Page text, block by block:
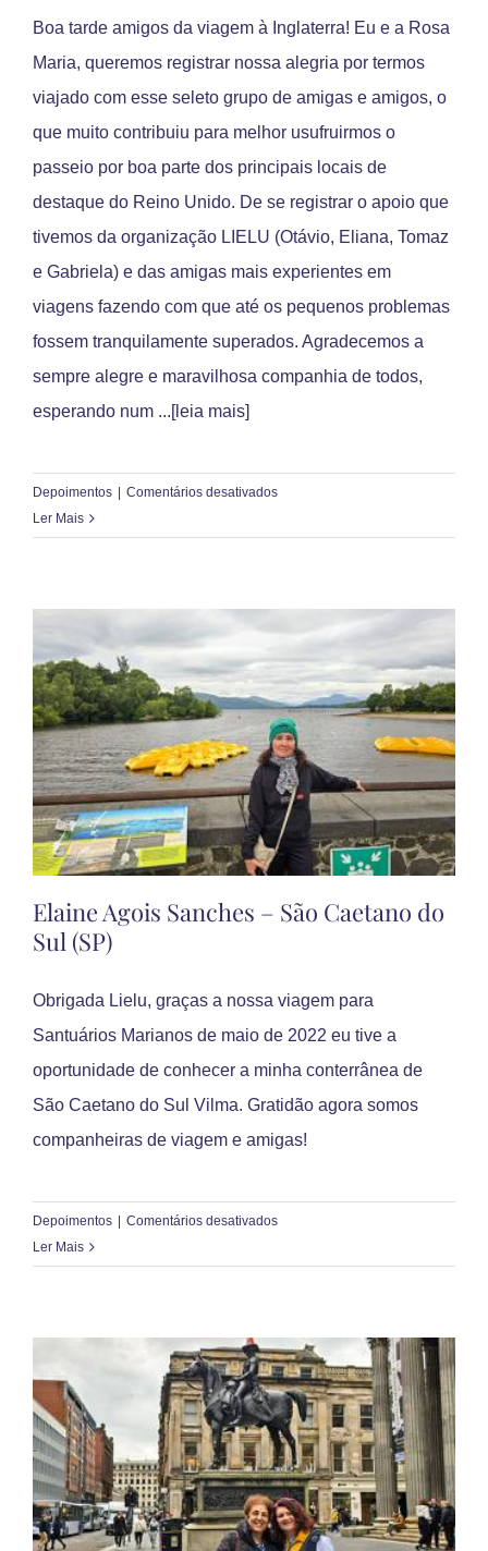
Boa tarde amigos da viagem à Inglaterra! Eu e a Rosa
Maria, queremos registrar nossa alegria por termos
viajado com esse seleto grupo de amigas e amigos, o
que muito contribuiu para melhor usufruirmos o
passeio por boa parte dos principais locais de
destaque do Reino Unido. De se registrar o apoio que
tivemos da organização LIELU (Otávio, Eliana, Tomaz
e Gabriela) e das amigas mais experientes em
viagens fazendo com que até os pequenos problemas
fossem tranquilamente superados. Agradecemos a
sempre alegre e maravilhosa companhia de todos,
esperando num ...[leia mais]
Depoimentos | Comentários desativadosem
Carlos
Ler Mais
Elaine Agois Sanches – São Caetano do
Sul (SP)
Obrigada Lielu, graças a nossa viagem para
Santuários Marianos de maio de 2022 eu tive a
oportunidade de conhecer a minha conterrânea de
São Caetano do Sul Vilma. Gratidão agora somos
companheiras de viagem e amigas!
Depoimentos | Comentários desativadosem
Agois
São
Caetano
do
Sul
(SP)
Ler Mais